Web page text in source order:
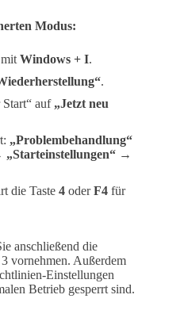
Modus:
mit Windows + I.
.
auf „Jetzt neu
„Problembehandlung“
→
die Taste 4 oderF4 für
anschließend die
vornehmen. Außerdem
Einstellungen
Betrieb gesperrt sind.